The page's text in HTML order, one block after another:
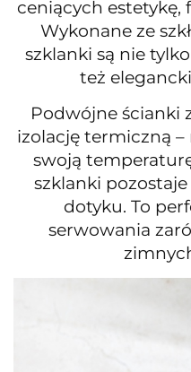
ceniących estetykę,
Wykonane ze
szklanki są nie
też
Podwójne ścianki
izolację termiczną
swoją
szklanki
dotyku. To
serwowania